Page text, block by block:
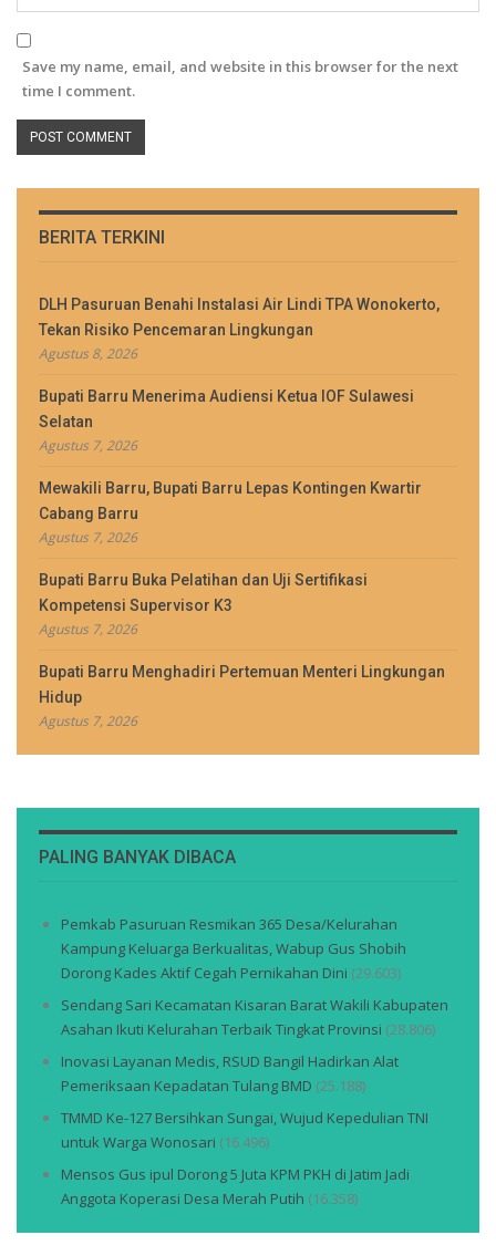
Save my name, email, and website in this browser for the next
time I comment.
BERITA TERKINI
DLH Pasuruan Benahi Instalasi Air Lindi TPA Wonokerto,
Tekan Risiko Pencemaran Lingkungan
Agustus 8, 2026
Bupati Barru Menerima Audiensi Ketua IOF Sulawesi
Selatan
Agustus 7, 2026
Mewakili Barru, Bupati Barru Lepas Kontingen Kwartir
Cabang Barru
Agustus 7, 2026
Bupati Barru Buka Pelatihan dan Uji Sertifikasi
Kompetensi Supervisor K3
Agustus 7, 2026
Bupati Barru Menghadiri Pertemuan Menteri Lingkungan
Hidup
Agustus 7, 2026
PALING BANYAK DIBACA
Pemkab Pasuruan Resmikan 365 Desa/Kelurahan
Kampung Keluarga Berkualitas, Wabup Gus Shobih
Dorong Kades Aktif Cegah Pernikahan Dini (29.603)
Sendang Sari Kecamatan Kisaran Barat Wakili Kabupaten
Asahan Ikuti Kelurahan Terbaik Tingkat Provinsi (28.806)
Inovasi Layanan Medis, RSUD Bangil Hadirkan Alat
Pemeriksaan Kepadatan Tulang BMD (25.188)
TMMD Ke-127 Bersihkan Sungai, Wujud Kepedulian TNI
untuk Warga Wonosari (16.496)
Mensos Gus ipul Dorong 5 Juta KPM PKH di Jatim Jadi
Anggota Koperasi Desa Merah Putih (16.358)